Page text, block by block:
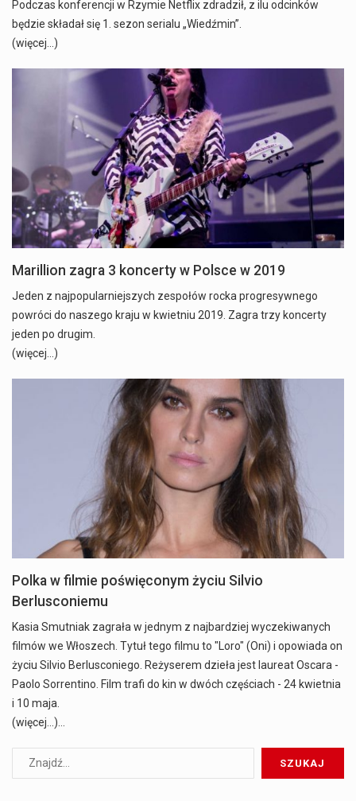
Podczas konferencji w Rzymie Netflix zdradził, z ilu odcinków
będzie składał się 1. sezon serialu „Wiedźmin”.
(więcej…)
Marillion zagra 3 koncerty w Polsce w 2019
Jeden z najpopularniejszych zespołów rocka progresywnego
powróci do naszego kraju w kwietniu 2019. Zagra trzy koncerty
jeden po drugim.
(więcej…)
Polka w filmie poświęconym życiu Silvio
Berlusconiemu
Kasia Smutniak zagrała w jednym z najbardziej wyczekiwanych
filmów we Włoszech. Tytuł tego filmu to "Loro" (Oni) i opowiada on
życiu Silvio Berlusconiego. Reżyserem dzieła jest laureat Oscara -
Paolo Sorrentino. Film trafi do kin w dwóch częściach - 24 kwietnia
i 10 maja.
(więcej…)…